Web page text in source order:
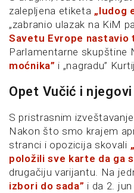
zalepljena etiketa „ludog
„zabranio ulazak na KiM
Savetu Evrope nastavio
Parlamentarne skupštine
moćnika” i „nagradu”
Opet Vučić i
S pristrasnim
Nakon što smo krajem
stranci i opozicija skovali
položili sve karte da ga
drugačiju varijantu. Na
izbori do sada” i da 2.